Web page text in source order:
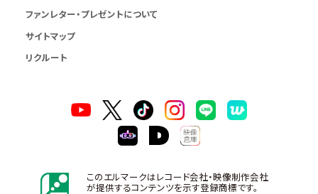
ファンレター・プレゼントについて
サイトマップ
リクルート
このエルマークはレコード会社・映像制作会社
が提供するコンテンツを示す登録商標です。